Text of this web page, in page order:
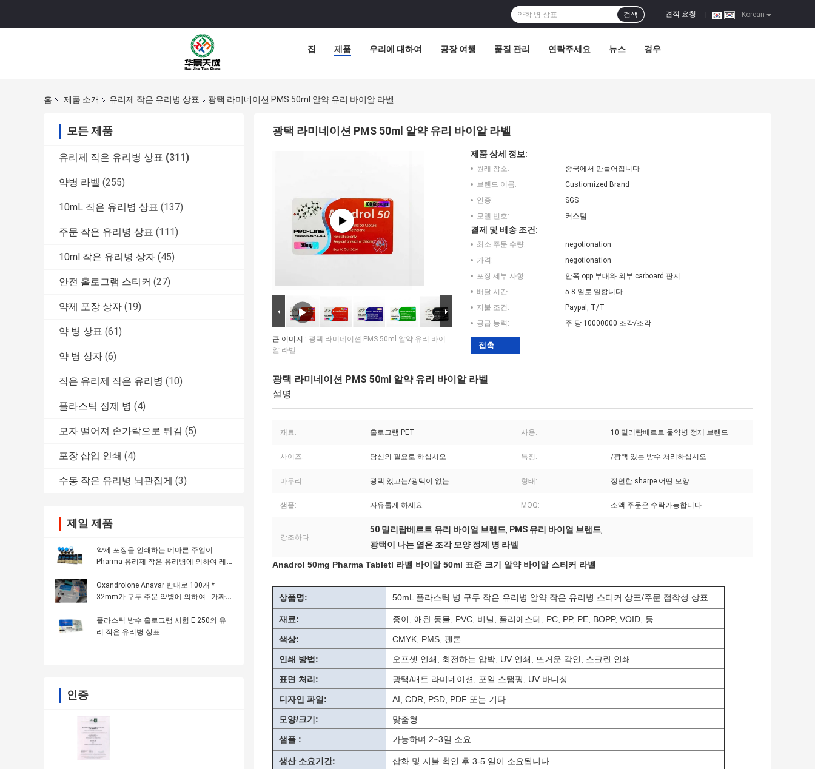
Korean
견적 요청
검색
집 제품 우리에 대하여 공장 여행 품질 관리 연락주세요 뉴스 경우
홈 제품 소개 유리제 작은 유리병 상표 광택 라미네이션 PMS 50ml 알약 유리 바이알 라벨
모든 제품
유리제 작은 유리병 상표 (311)
약병 라벨 (255)
10mL 작은 유리병 상표 (137)
주문 작은 유리병 상표 (111)
10ml 작은 유리병 상자 (45)
안전 홀로그램 스티커 (27)
약제 포장 상자 (19)
약 병 상표 (61)
약 병 상자 (6)
작은 유리제 작은 유리병 (10)
플라스틱 정제 병 (4)
모자 떨어져 손가락으로 튀김 (5)
포장 삽입 인쇄 (4)
수동 작은 유리병 뇌관집게 (3)
제일 제품
약제 포장을 인쇄하는 메마른 주입이
Pharma 유리제 작은 유리병에 의하여 레
Oxandrolone Anavar 반대로 100개 *
32mm가 구두 주문 약병에 의하여 - 가짜
플라스틱 방수 홀로그램 시험 E 250의 유
리 작은 유리병 상표
인증
광택 라미네이션 PMS 50ml 알약 유리 바이알 라벨
큰 이미지 : 광택 라미네이션 PMS 50ml 알약 유리 바이
알 라벨
제품 상세 정보:
원래 장소:
중국에서 만들어집니다
브랜드 이름:
Custiomized Brand
인증:
SGS
모델 번호:
커스텀
결제 및 배송 조건:
최소 주문 수량:
negotionation
가격:
negotionation
포장 세부 사항:
안쪽 opp 부대와 외부 carboard 판지
배달 시간:
5-8 일로 일합니다
지불 조건:
Paypal, T/T
공급 능력:
주 당 10000000 조각/조각
접촉
광택 라미네이션 PMS 50ml 알약 유리 바이알 라벨
설명
재료: 홀로그램 PET 사용: 10 밀리람베르트 물약병 정제 브랜드
사이즈: 당신의 필요로 하십시오 특징: /광택 있는 방수 처리하십시오
마무리: 광택 있고는/광택이 없는 형태: 정연한 sharpe 어떤 모양
샘플: 자유롭게 하세요 MOQ: 소액 주문은 수락가능합니다
강조하다:
50 밀리람베르트 유리 바이얼 브랜드, PMS 유리 바이얼 브랜드,
광택이 나는 엷은 조각 모양 정제 병 라벨
Anadrol 50mg Pharma Tabletl 라벨 바이알 50ml 표준 크기 알약 바이알 스티커 라벨
상품명: 50mL 플라스틱 병 구두 작은 유리병 알약 작은 유리병 스티커 상표/주문 접착성 상표
재료: 종이, 애완 동물, PVC, 비닐, 폴리에스테, PC, PP, PE, BOPP, VOID, 등.
색상: CMYK, PMS, 팬톤
인쇄 방법: 오프셋 인쇄, 회전하는 압박, UV 인쇄, 뜨거운 각인, 스크린 인쇄
표면 처리: 광택/매트 라미네이션, 포일 스탬핑, UV 바니싱
디자인 파일: AI, CDR, PSD, PDF 또는 기타
모양/크기: 맞춤형
샘플 : 가능하며 2~3일 소요
생산 소요기간: 삽화 및 지불 확인 후 3-5 일이 소요됩니다.